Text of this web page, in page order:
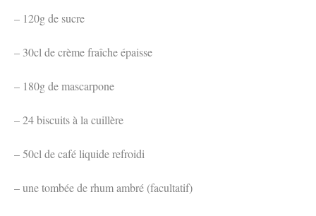
– 120g de sucre
– 30cl de crème fraîche épaisse
– 180g de mascarpone
– 24 biscuits à la cuillère
– 50cl de café liquide refroidi
– une tombée de rhum ambré (facultatif)